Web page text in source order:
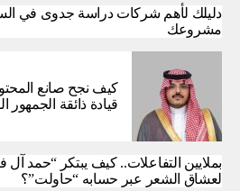
دليلك لأهم شركات دراسة جدوى في
مشروعك
كيف نجح صانع
قيادة ذائقة
بملايين التفاعلات.. كيف يبتكر “حمد
لعشاق الشعر عبر حسابه “حاولت”؟